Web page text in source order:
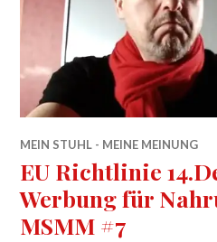
MEIN STUHL - MEINE MEINUNG
EU Richtlinie
Werbung für
MSMM #7